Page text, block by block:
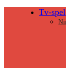
Tv-spel